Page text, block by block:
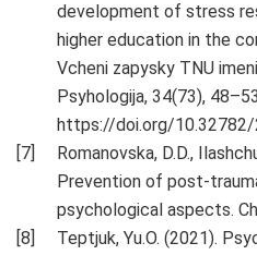
development of stress
higher education in the
Vcheni zapysky TNU
Psyhologija, 34(73),
https://doi.org/
Romanovska, D.D.,
Prevention of post-
psychological aspects.
Teptjuk, Yu.O. (2021).